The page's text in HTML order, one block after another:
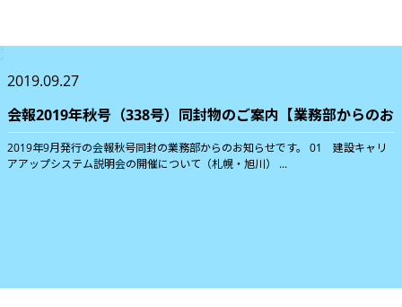
2019.09.27
会報2019年秋号（338号）同封物のご案内【業務部からのお
2019年9月発行の会報秋号同封の業務部からのお知らせです。 01 建設キャリ
アアップシステム説明会の開催について（札幌・旭川） ...